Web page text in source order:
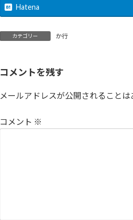
Hatena
カテゴリー か行
コメントを残す
メールアドレスが公開されることは
コメント ※